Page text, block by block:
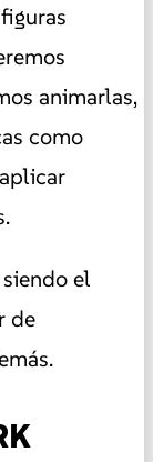
animarlas,
como
el
de